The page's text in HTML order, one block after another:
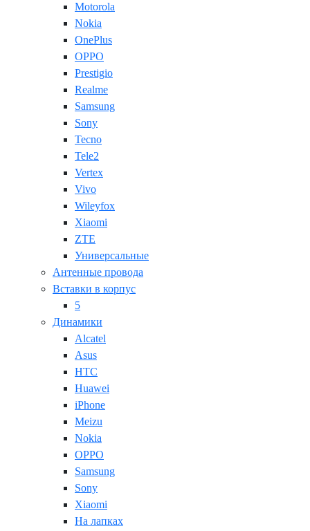
Motorola
Nokia
OnePlus
OPPO
Prestigio
Realme
Samsung
Sony
Tecno
Tele2
Vertex
Vivo
Wileyfox
Xiaomi
ZTE
Универсальные
Антенные провода
Вставки в корпус
5
Динамики
Alcatel
Asus
HTC
Huawei
iPhone
Meizu
Nokia
OPPO
Samsung
Sony
Xiaomi
На лапках